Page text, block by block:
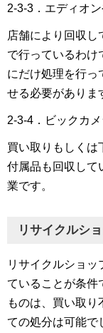
2-3-3．エディオ
店舗により回収し
で行っているわけ
にだけ処理を行っ
せる必要がありま
2-3-4．ビックカメ
買い取りもしくは
付属品も回収して
業です。
リサイクルシ
リサイクルショ
ていることが条件
ものは、買い取
ての処分は可能で